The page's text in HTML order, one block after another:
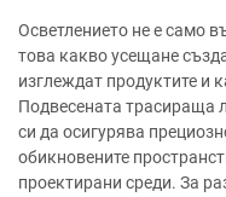
Осветлението не е само
това какво усещане
изглеждат продуктите и
Подвесената трасираща
си да осигурява
обикновените
проектирани среди. За